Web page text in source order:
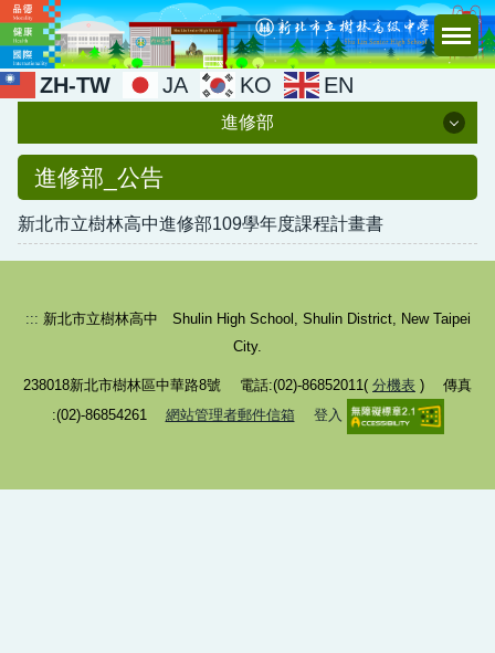
跳
到
主
要
容
ZH-TW JA KO EN
進修部
進修部
行政團隊
進修部章程
進修部_公告
新北市立樹林高中進修部109學年度課程計畫書
::: 新北市立樹林高中 Shulin High School, Shulin District, New Taipei
City.
238018新北市樹林區中華路8號 電話:(02)-86852011( 分機表 ) 傳真
:(02)-86854261 網站管理者郵件信箱 登入